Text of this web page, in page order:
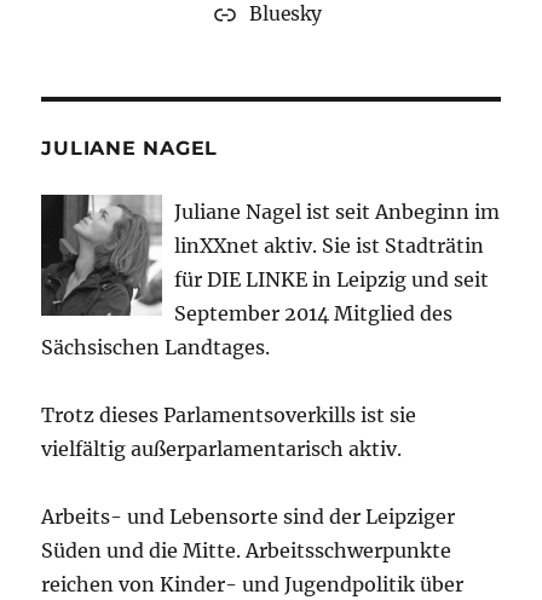
Bluesky
JULIANE NAGEL
Juliane Nagel ist seit Anbeginn im
linXXnet aktiv. Sie ist Stadträtin
für DIE LINKE in Leipzig und seit
September 2014 Mitglied des
Sächsischen Landtages.
Trotz dieses Parlamentsoverkills ist sie
vielfältig außerparlamentarisch aktiv.
Arbeits- und Lebensorte sind der Leipziger
Süden und die Mitte. Arbeitsschwerpunkte
reichen von Kinder- und Jugendpolitik über